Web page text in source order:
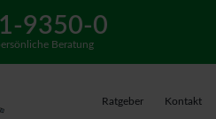
9350-0
Beratung
Ratgeber Kontakt